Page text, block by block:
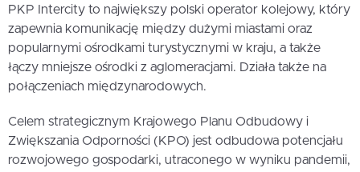
PKP Intercity to największy polski operator kolejowy, który
zapewnia komunikację między dużymi miastami oraz
popularnymi ośrodkami turystycznymi w kraju, a także
łączy mniejsze ośrodki z aglomeracjami. Działa także na
połączeniach międzynarodowych.
Celem strategicznym Krajowego Planu Odbudowy i
Zwiększania Odporności (KPO) jest odbudowa potencjału
rozwojowego gospodarki, utraconego w wyniku pandemii,